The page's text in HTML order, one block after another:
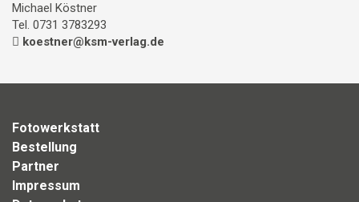
Michael Köstner
Tel. 0731 3783293
koestner@ksm-verlag.de
Fotowerkstatt
Bestellung
Partner
Impressum